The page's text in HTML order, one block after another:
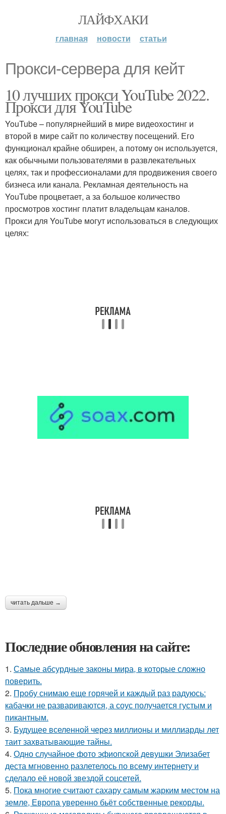
ЛАЙФХАКИ
главная новости статьи
Прокси-сервера для кейт
10 лучших прокси YouTube 2022.
Прокси для YouTube
YouTube – популярнейший в мире видеохостинг и
второй в мире сайт по количеству посещений. Его
функционал крайне обширен, а потому он используется,
как обычными пользователями в развлекательных
целях, так и профессионалами для продвижения своего
бизнеса или канала. Рекламная деятельность на
YouTube процветает, а за большое количество
просмотров хостинг платит владельцам каналов.
Прокси для YouTube могут использоваться в следующих
целях:
читать дальше →
Последние обновления на сайте:
1. Самые абсурдные законы мира, в которые сложно
поверить.
2. Пробу снимаю еще горячей и каждый раз радуюсь:
кабачки не развариваются, а соус получается густым и
пикантным.
3. Будущее вселенной через миллионы и миллиарды лет
таит захватывающие тайны.
4. Одно случайное фото эфиопской девушки Элизабет
деста мгновенно разлетелось по всему интернету и
сделало её новой звездой соцсетей.
5. Пока многие считают сахару самым жарким местом на
земле, Европа уверенно бьёт собственные рекорды.